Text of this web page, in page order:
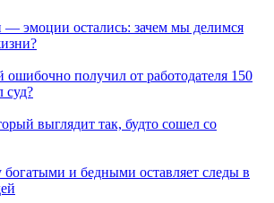
эмоции остались: зачем мы делимся
получил от работодателя 150
суд?
выглядит так, будто сошел со
и бедными оставляет следы в